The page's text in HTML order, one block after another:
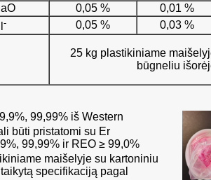
0,05 % 0,01 %
- 0,05 % 0,03 %
25 kg plastikiniame
būgneliu
99,99% iš Western
būti pristatomi su Er
99,99% ir REO ≥ 99,0%
maišelyje su kartoniniu
specifikaciją pagal